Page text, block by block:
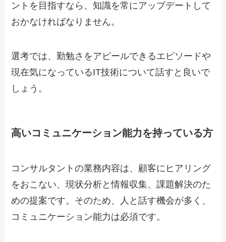
ントを目指すなら、知識を常にアップデートして
おかなければなりません。
選考では、勤勉さをアピールできるエピソードや
現在気になっているIT技術について話すと良いで
しょう。
高いコミュニケーション能力を持っている方
コンサルタントの業務内容は、顧客にヒアリング
をおこない、現状分析と情報収集、課題解決のた
めの提案です。そのため、人と話す機会が多く、
コミュニケーション能力は必須です。